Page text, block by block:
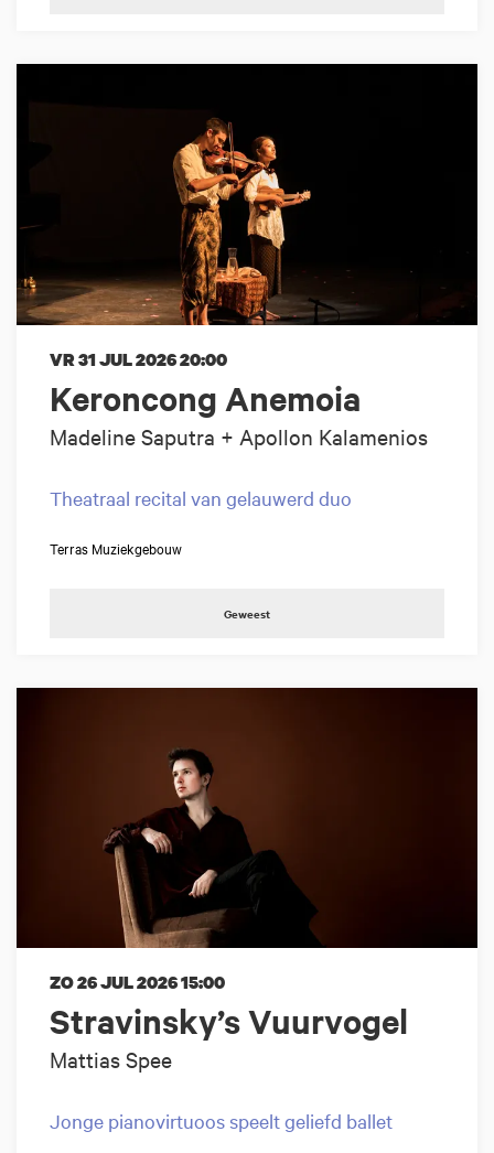
Keroncong Anemoia
Madeline Saputra + Apollon Kalamenios
VR 31 JUL 202620:00
Theatraal recital van gelauwerd duo
Terras Muziekgebouw
Geweest
Stravinsky’s Vuurvogel
Mattias Spee
ZO 26 JUL 202615:00
Jonge pianovirtuoos speelt geliefd ballet